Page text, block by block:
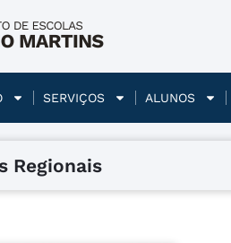
SERVIÇOS ALUNOS
Regionais